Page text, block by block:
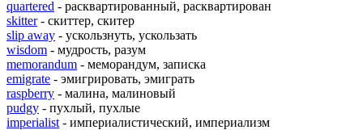
quartered - расквартированный, расквартирован
skitter- скиттер, скитер
slip away - ускользнуть, ускользать
wisdom - мудрость, разум
memorandum - меморандум, записка
emigrate - эмигрировать, эмиграть
raspberry - малина, малиновый
pudgy - пухлый, пухлые
imperialist - империалистический, империализм